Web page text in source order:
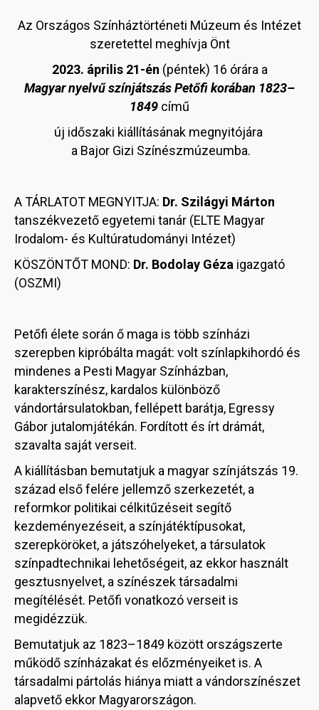
Az Országos Színháztörténeti Múzeum és Intézet
szeretettel meghívja Önt
2023. április 21-én (péntek) 16 órára a
Magyar nyelvű színjátszás Petőfi korában 1823–
1849 című
új időszaki kiállításának megnyitójára
a Bajor Gizi Színészmúzeumba.
A TÁRLATOT MEGNYITJA: Dr. Szilágyi Márton
tanszékvezető egyetemi tanár (ELTE Magyar
Irodalom- és Kultúratudományi Intézet)
KÖSZÖNTŐT MOND: Dr. Bodolay Géza igazgató
(OSZMI)
Petőfi élete során ő maga is több színházi
szerepben kipróbálta magát: volt színlapkihordó és
mindenes a Pesti Magyar Színházban,
karakterszínész, kardalos különböző
vándortársulatokban, fellépett barátja, Egressy
Gábor jutalomjátékán. Fordított és írt drámát,
szavalta saját verseit.
A kiállításban bemutatjuk a magyar színjátszás 19.
század első felére jellemző szerkezetét, a
reformkor politikai célkitűzéseit segítő
kezdeményezéseit, a színjátéktípusokat,
szerepköröket, a játszóhelyeket, a társulatok
színpadtechnikai lehetőségeit, az ekkor használt
gesztusnyelvet, a színészek társadalmi
megítélését. Petőfi vonatkozó verseit is
megidézzük.
Bemutatjuk az 1823–1849 között országszerte
működő színházakat és előzményeiket is. A
társadalmi pártolás hiánya miatt a vándorszínészet
alapvető ekkor Magyarországon.